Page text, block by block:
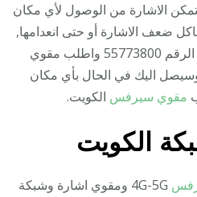
الاشارة من الوصول لأي مكان
ضعف الاشارة أو حتى انعدامها,
تستطيع التواصل معنا عبر الرقم 55773800 واطلب مقوي
اليك في الحال بأي مكان
مقوي سيرفس الكويت.
الكويت
4G-5G ومقوي اشارة وشبكة